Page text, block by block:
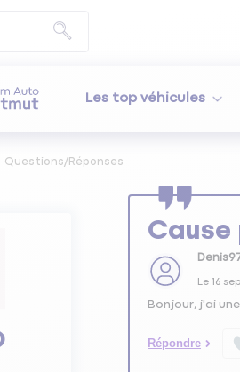
Les top véhicules
Questions/Réponses
Le 16
Bonjour, j'ai
Répondre